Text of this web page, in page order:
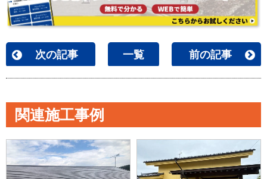
次の記事 一覧 前の記事
関連施工事例